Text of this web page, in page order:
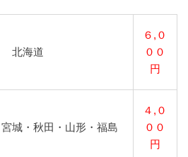
北海道
６,０
００
円
城・秋田・山形・福島
４,０
００
円